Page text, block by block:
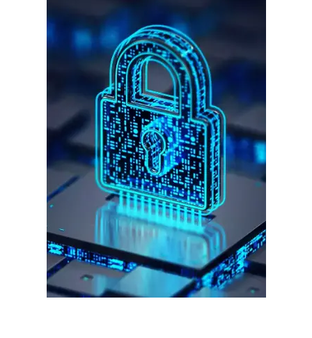
गुरुग्राम साइबर पुलिस ने बीते छह महीने में 18 बैंक कर्मचारियों को किया गिरफ्तार
इन लोगों ने लालच में आकर बैंक खाते खोलकर साइबर ठगों को उपलब्ध कराए
हर खाते के बदले मिलते थे 20 से 25 हजार